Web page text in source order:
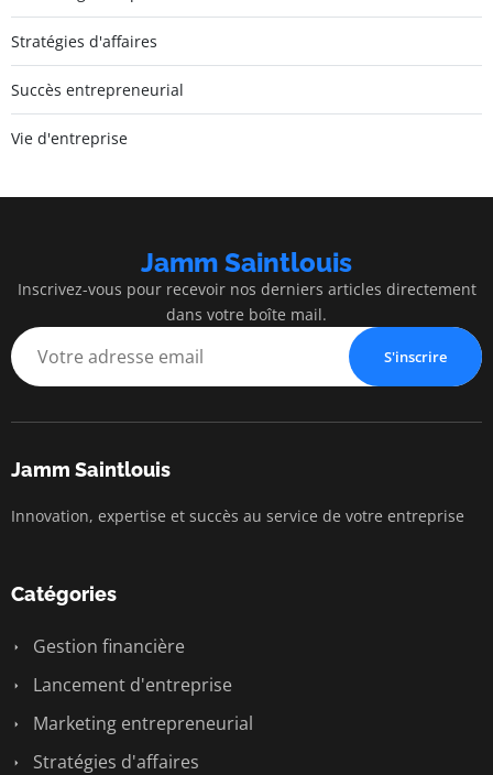
Stratégies d'affaires
Succès entrepreneurial
Vie d'entreprise
Jamm Saintlouis
Inscrivez-vous pour recevoir nos derniers articles directement
dans votre boîte mail.
S'inscrire
Jamm Saintlouis
Innovation, expertise et succès au service de votre entreprise
Catégories
Gestion financière
Lancement d'entreprise
Marketing entrepreneurial
Stratégies d'affaires